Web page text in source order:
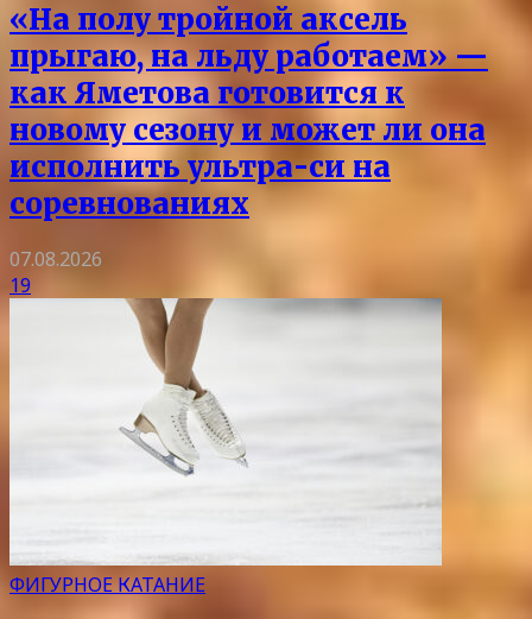
«На полу тройной аксель
прыгаю, на льду работаем» —
как Яметова готовится к
новому сезону и может ли она
исполнить ультра-си на
соревнованиях
07.08.2026
19
ФИГУРНОЕ КАТАНИЕ